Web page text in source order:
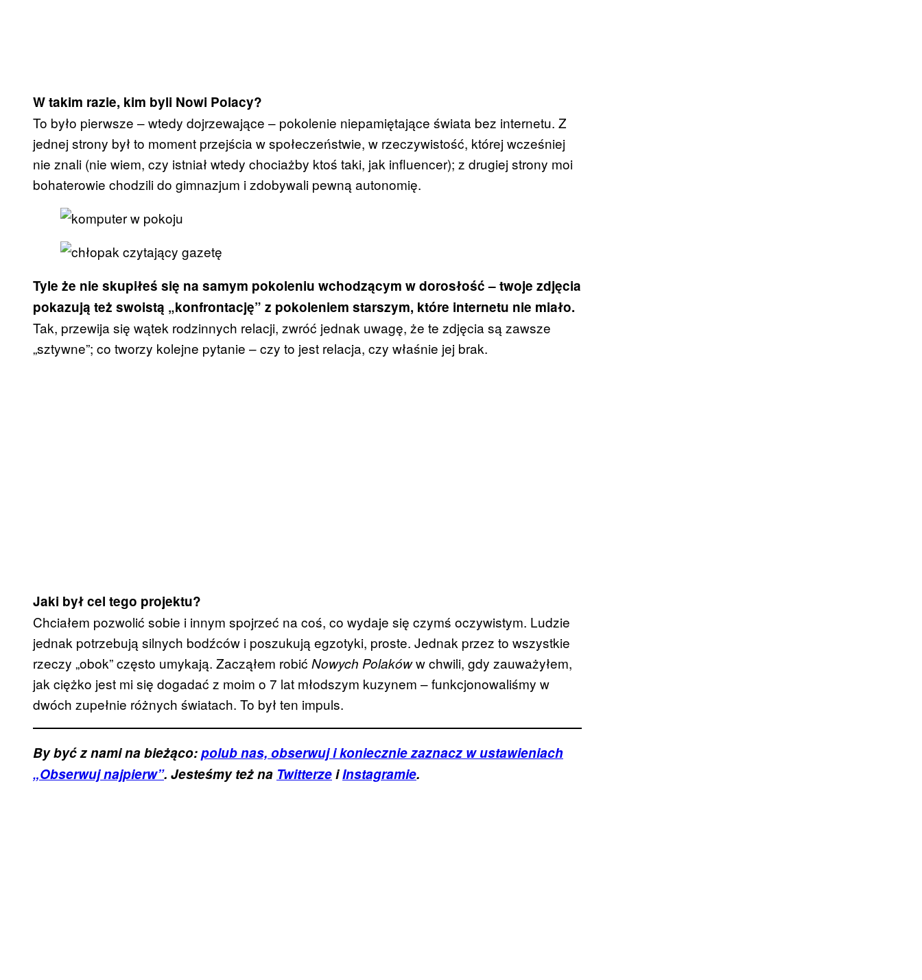
W takim razie, kim byli Nowi Polacy?
To było pierwsze – wtedy dojrzewające – pokolenie niepamiętające świata bez internetu. Z
jednej strony był to moment przejścia w społeczeństwie, w rzeczywistość, której wcześniej
nie znali (nie wiem, czy istniał wtedy chociażby ktoś taki, jak influencer); z drugiej strony moi
bohaterowie chodzili do gimnazjum i zdobywali pewną autonomię.
Tyle że nie skupiłeś się na samym pokoleniu wchodzącym w dorosłość – twoje zdjęcia
pokazują też swoistą „konfrontację” z pokoleniem starszym, które internetu nie miało.
Tak, przewija się wątek rodzinnych relacji, zwróć jednak uwagę, że te zdjęcia są zawsze
„sztywne”; co tworzy kolejne pytanie – czy to jest relacja, czy właśnie jej brak.
Jaki był cel tego projektu?
Chciałem pozwolić sobie i innym spojrzeć na coś, co wydaje się czymś oczywistym. Ludzie
jednak potrzebują silnych bodźców i poszukują egzotyki, proste. Jednak przez to wszystkie
rzeczy „obok” często umykają. Zacząłem robić Nowych Polakóww chwili, gdy zauważyłem,
jak ciężko jest mi się dogadać z moim o 7 lat młodszym kuzynem – funkcjonowaliśmy w
dwóch zupełnie różnych światach. To był ten impuls.
By być z nami na bieżąco:polub nas, obserwuj i koniecznie zaznacz w ustawieniach
„Obserwuj najpierw”. Jesteśmy też na TwitterzeiInstagramie.